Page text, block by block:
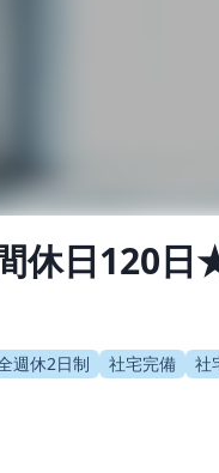
休日120
週休2日制 社宅完備 社